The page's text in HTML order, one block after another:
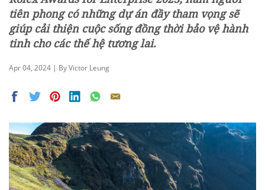
tiên phong có những dự án đầy tham vọng sẽ
giúp cải thiện cuộc sống đồng thời bảo vệ hành
tinh cho các thế hệ tương lai.
Apr 04, 2024 | By Victor Leung